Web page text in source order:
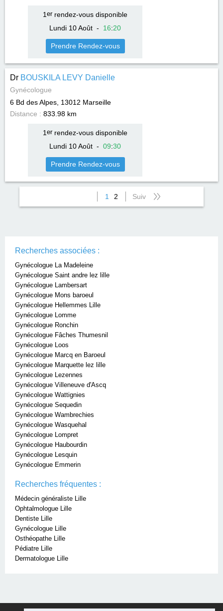
1 errendez-vous disponible
Lundi 10 Août - 16:20
Prendre Rendez-vous
Dr BOUSKILA LEVY Danielle
Gynécologue
6 Bd des Alpes, 13012 Marseille
Distance : 833.98 km
1 errendez-vous disponible
Lundi 10 Août - 09:30
Prendre Rendez-vous
1 2 Suiv
Recherches associées :
Gynécologue La Madeleine
Gynécologue Saint andre lez lille
Gynécologue Lambersart
Gynécologue Mons baroeul
Gynécologue Hellemmes Lille
Gynécologue Lomme
Gynécologue Ronchin
Gynécologue Fâches Thumesnil
Gynécologue Loos
Gynécologue Marcq en Baroeul
Gynécologue Marquette lez lille
Gynécologue Lezennes
Gynécologue Villeneuve d'Ascq
Gynécologue Wattignies
Gynécologue Sequedin
Gynécologue Wambrechies
Gynécologue Wasquehal
Gynécologue Lompret
Gynécologue Haubourdin
Gynécologue Lesquin
Gynécologue Emmerin
Recherches fréquentes :
Médecin généraliste Lille
Ophtalmologue Lille
Dentiste Lille
Gynécologue Lille
Osthéopathe Lille
Pédiatre Lille
Dermatologue Lille